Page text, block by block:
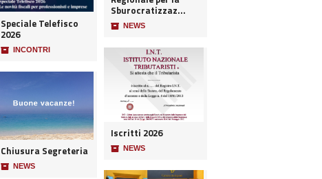
Speciale Telefisco
2026
📦 INCONTRI
Chiusura Segreteria
📦 NEWS
Sburocratizzaz...
📦 NEWS
Iscritti 2026
📦 NEWS